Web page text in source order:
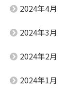
2024年4月
2024年3月
2024年2月
2024年1月